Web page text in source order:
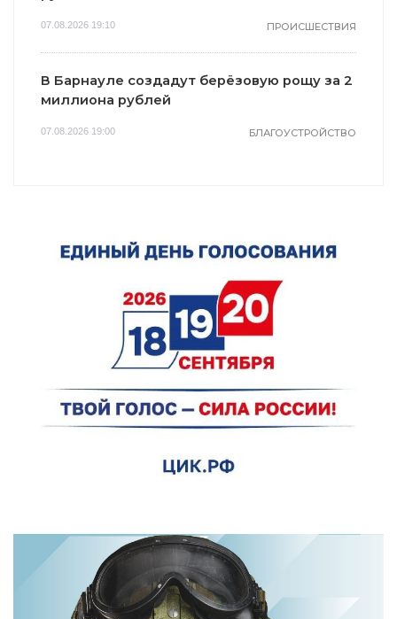
07.08.2026 19:10 ПРОИСШЕСТВИЯ
В Барнауле создадут берёзовую рощу за 2
миллиона рублей
07.08.2026 19:00 БЛАГОУСТРОЙСТВО